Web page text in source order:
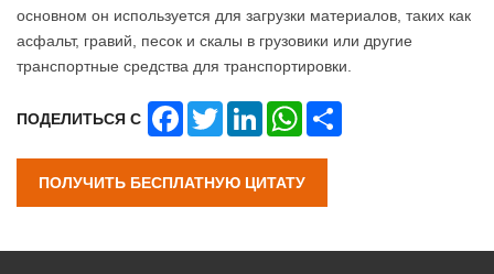
основном он используется для загрузки материалов, таких как
асфальт, гравий, песок и скалы в грузовики или другие
транспортные средства для транспортировки.
ПОДЕЛИТЬСЯ С FacebookTwitterLinkedInWhatsApp
ПОЛУЧИТЬ БЕСПЛАТНУЮ ЦИТАТУ